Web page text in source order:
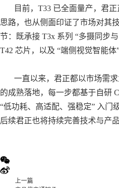
目前， T33 已全面量产，君
思路，也从侧面印证了市场对其
节：既承接 T3x 系列 “多摄同步
T42 芯片，以及 “端侧视觉智能
一直以来，君正都以市场需
的成熟落地，每一步都基于自研
“低功耗、高适配、强稳定” 入门
后续君正也将持续完善技术与产
上一篇